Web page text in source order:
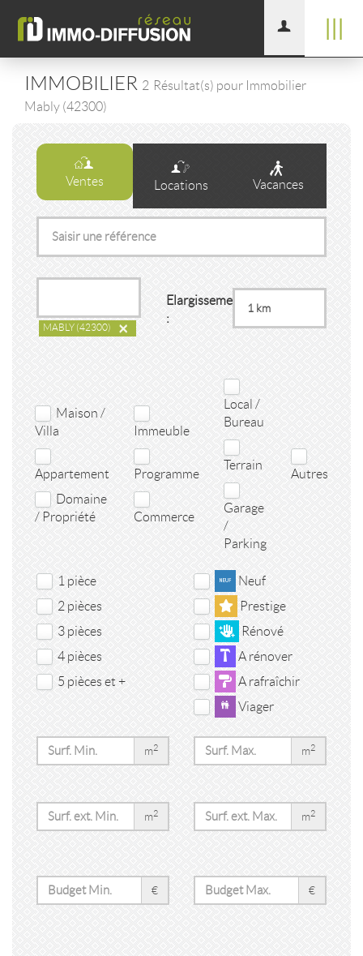
IMMOBILIER 2 Résultat(s) pour Immobilier
Mably (42300)
Ventes Locations Vacances
×
MABLY (42300)
Elargissement
:
Maison /
Villa
Appartement
Domaine
/ Propriété
Immeuble
Programme
Commerce
Local /
Bureau
Terrain
Garage
/
Parking
Autres
1 pièce
2 pièces
3 pièces
4 pièces
5 pièces et +
Neuf
Prestige
Rénové
A rénover
A rafraîchir
Viager
m2 m2
m2 m2
€ €